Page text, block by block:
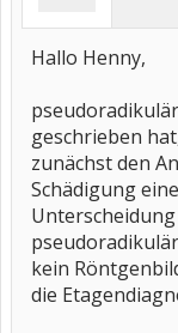
Hallo Henny,
geschrieben
zunächst den
Schädigung
kein
die